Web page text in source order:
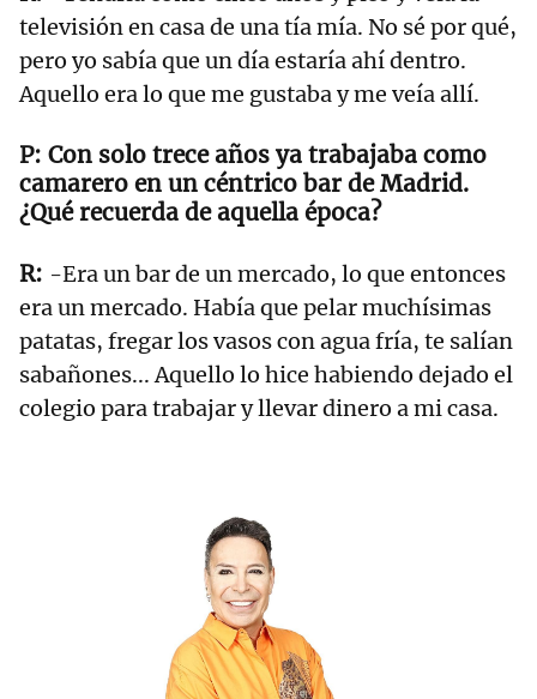
televisión en casa de una tía mía. No sé por qué,
pero yo sabía que un día estaría ahí dentro.
Aquello era lo que me gustaba y me veía allí.
Con solo trece años ya trabajaba como
camarero en un céntrico bar de Madrid.
¿Qué recuerda de aquella época?
-Era un bar de un mercado, lo que entonces
era un mercado. Había que pelar muchísimas
patatas, fregar los vasos con agua fría, te salían
sabañones... Aquello lo hice habiendo dejado el
colegio para trabajar y llevar dinero a mi casa.